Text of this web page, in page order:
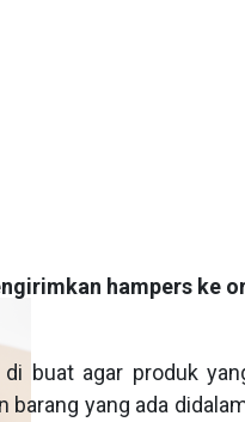
hampers ke
buat agar produk
barang yang ada